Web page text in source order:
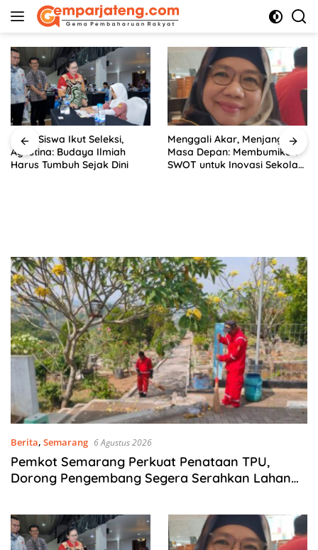
Langsung
6.292 Siswa Ikut Seleksi,
Agustina: Budaya Ilmiah
Harus Tumbuh Sejak Dini
Menggali Akar, Menjangkau
Masa Depan: Membumikan
SWOT untuk Inovasi Sekolah
Berita, Semarang 6 Agustus 2026
Pemkot Semarang Perkuat Penataan TPU,
Dorong Pengembang Segera Serahkan Lahan